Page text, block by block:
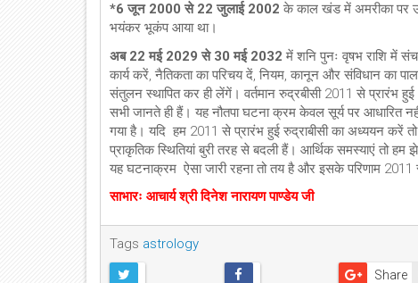
*6 जून 2000 से 22 जुलाई 2002 के काल खंड में अमरीका पर
भयंकर भूकंप आया था।
अब 22 मई 2029 से 30 मई 2032 में शनि पुनः वृषभ राशि में
कार्य करें, नैतिकता का परिचय दें, नियम, कानून और संविधान का
संतुलन स्थापित कर ही लेंगें। वर्तमान रुद्रबीसी 2011 से प्रारंभ
सभी जानते ही हैं। यह नौतपा घटना क्रम केवल सूर्य पर आधारित
गया है। यदि हम 2011 से प्रारंभ हुई रुद्राबीसी का अध्ययन
प्राकृतिक स्थितियां बुरी तरह से बदली हैं। आर्थिक समस्याएं तो हम
यह घटनाक्रम ऐसा जारी रहना तो तय है और इसके परिणाम 2011
साभारः आचार्य श्री दिनेश नारायण पाण्डेय जी
Tags astrology
Share